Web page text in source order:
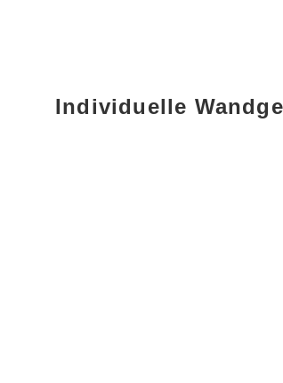
Individuelle